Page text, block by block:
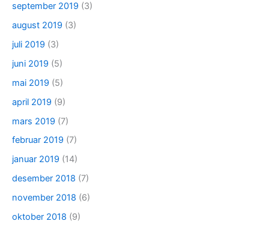
september 2019 (3)
august 2019 (3)
juli 2019 (3)
juni 2019 (5)
mai 2019 (5)
april 2019 (9)
mars 2019 (7)
februar 2019 (7)
januar 2019 (14)
desember 2018 (7)
november 2018 (6)
oktober 2018 (9)